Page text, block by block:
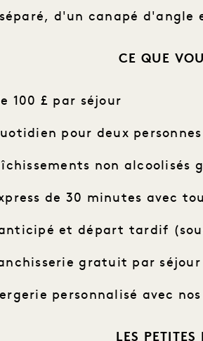
d'un canapé
CE QUE
100 £ par séjour
pour deux
non alcoolisés
de 30 minutes avec
et départ tardif
gratuit par séjour
personnalisé avec
LES PETITES